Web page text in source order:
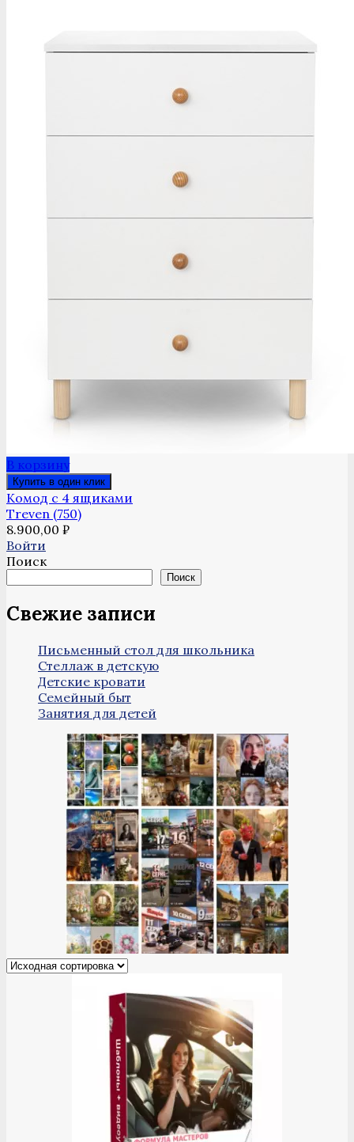
В корзину
Купить в один клик
Комод с 4 ящиками
Treven (750)
8.900,00 ₽
Войти
Поиск
Поиск
Свежие записи
Письменный стол для школьника
Стеллаж в детскую
Детские кровати
Семейный быт
Занятия для детей